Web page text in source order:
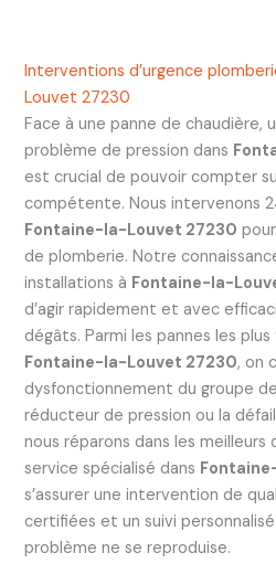
Interventions d’urgence
Louvet 27230
Face à une panne de chaudière,
problème de pression dans
est crucial de pouvoir compter
compétente. Nous intervenons
Fontaine-la-Louvet 27230
de plomberie. Notre
installations à Fontaine-la-
d’agir rapidement et avec
dégâts. Parmi les pannes les
Fontaine-la-Louvet 27230, on
dysfonctionnement du groupe
réducteur de pression ou la
nous réparons dans les meilleurs
service spécialisé dans
s’assurer une intervention de
certifiées et un suivi
problème ne se reproduise.